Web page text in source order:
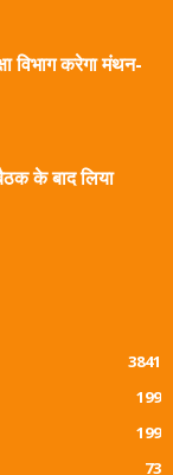
विभाग करेगा मंथन-
के बाद लिया
3841
199
199
73